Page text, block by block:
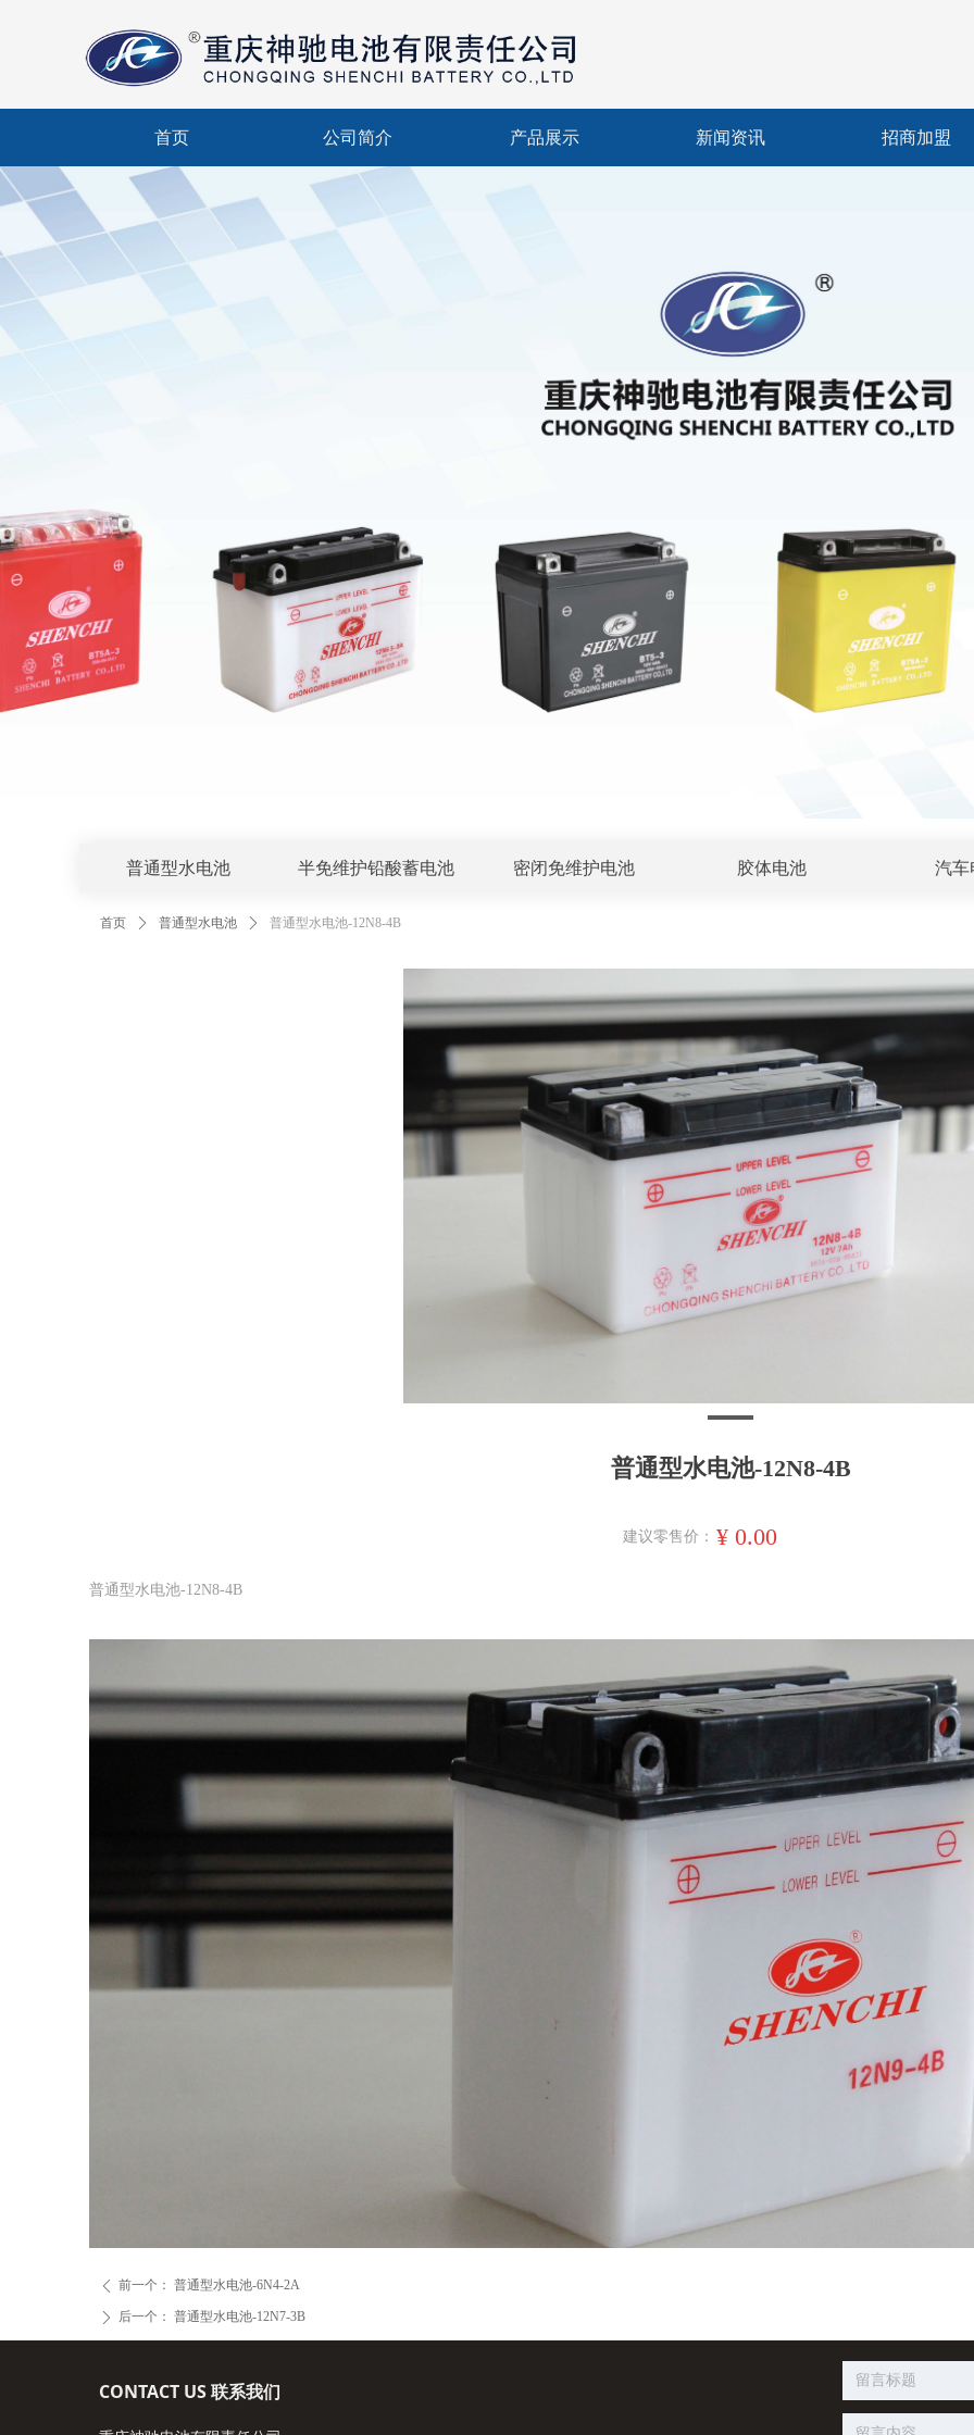
首页 公司简介 产品展示 新闻资讯 招商加盟
首页 ꄲ 普通型水电池 ꄲ 普通型水电池-12N8-4B
普通型水电池-12N8-4B
普通型水电池-12N8-4B
ꄴ 前一个： 普通型水电池-6N4-2A
ꄲ 后一个： 普通型水电池-12N7-3B
普通型水电池 半免维护铅酸蓄电池 密闭免维护电池 胶体电池 汽车
建议零售价： ¥ 0.00
CONTACT US 联系我们